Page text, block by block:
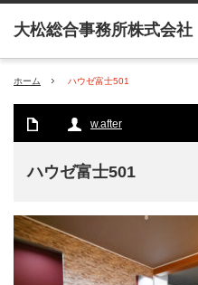
ホーム ハウゼ富士501
w.after
ハウゼ富士501